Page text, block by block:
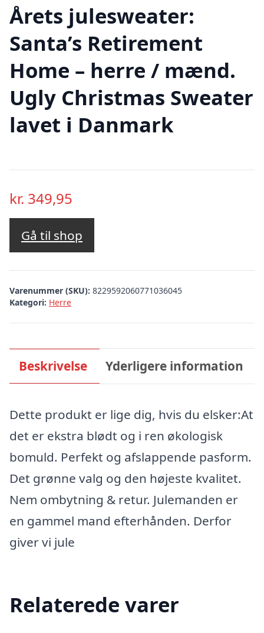
Årets julesweater:
Santa’s Retirement
Home – herre / mænd.
Ugly Christmas Sweater
lavet i Danmark
kr. 349,95
Gå til shop
Varenummer (SKU): 8229592060771036045
Kategori: Herre
Beskrivelse Yderligere information
Dette produkt er lige dig, hvis du elsker:At
det er ekstra blødt og i ren økologisk
bomuld. Perfekt og afslappende pasform.
Det grønne valg og den højeste kvalitet.
Nem ombytning & retur. Julemanden er
en gammel mand efterhånden. Derfor
giver vi jule
Relaterede varer